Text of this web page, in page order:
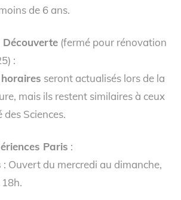
de 6 ans.
(fermé pour rénovation
:
horaires seront actualisés lors de la
mais ils restent similaires à ceux
des Sciences.
Paris :
: Ouvert du mercredi au dimanche,